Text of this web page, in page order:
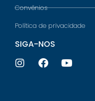
Convênios
Política de privacidade
SIGA-NOS